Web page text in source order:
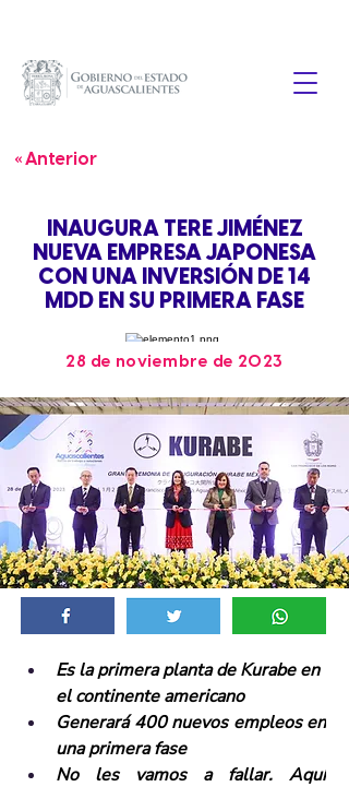
« Anterior
INAUGURA TERE JIMÉNEZ
NUEVA EMPRESA JAPONESA
CON UNA INVERSIÓN DE 14
MDD EN SU PRIMERA FASE
28 de noviembre de 2023
Es la primera planta de Kurabe en
el continente americano
Generará 400 nuevos empleos en
una primera fase
No les vamos a fallar. Aquí